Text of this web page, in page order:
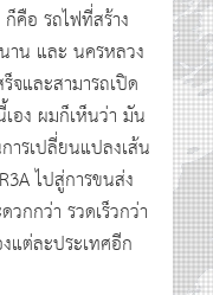
คือ รถไฟที่สร้าง
น และ นครหลวง
จและสามารถเปิด
อง ผมก็เห็นว่า มัน
ารเปลี่ยนแปลงเส้น
ไปสู่การขนส่ง
กกว่า รวดเร็วกว่า
แต่ละประเทศอีก